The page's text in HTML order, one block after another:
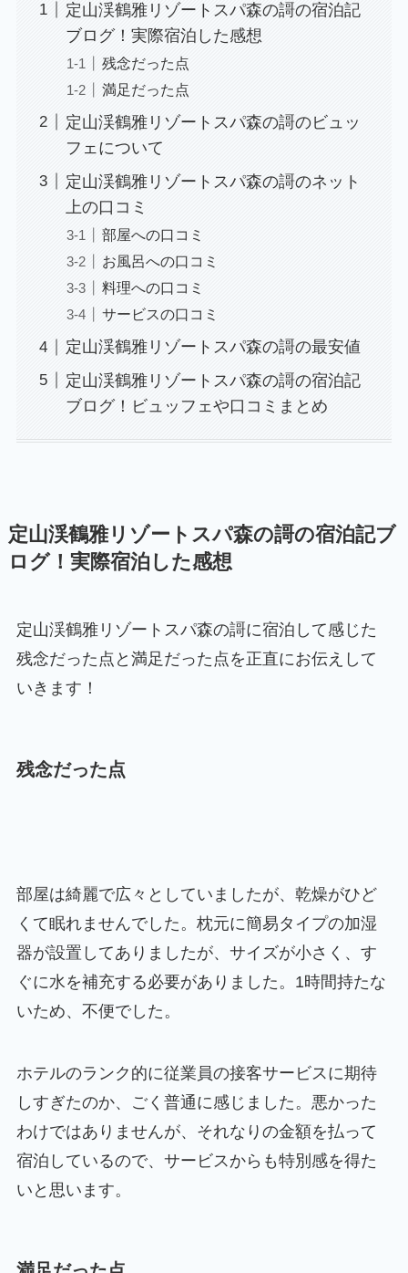
定山渓鶴雅リゾートスパ森の謌の宿泊記
ブログ！実際宿泊した感想
残念だった点
満足だった点
定山渓鶴雅リゾートスパ森の謌のビュッ
フェについて
定山渓鶴雅リゾートスパ森の謌のネット
上の口コミ
部屋への口コミ
お風呂への口コミ
料理への口コミ
サービスの口コミ
定山渓鶴雅リゾートスパ森の謌の最安値
定山渓鶴雅リゾートスパ森の謌の宿泊記
ブログ！ビュッフェや口コミまとめ
定山渓鶴雅リゾートスパ森の謌の宿泊記ブ
ログ！実際宿泊した感想
定山渓鶴雅リゾートスパ森の謌に宿泊して感じた
残念だった点と満足だった点を正直にお伝えして
いきます！
残念だった点
部屋は綺麗で広々としていましたが、乾燥がひど
くて眠れませんでした。枕元に簡易タイプの加湿
器が設置してありましたが、サイズが小さく、す
ぐに水を補充する必要がありました。1時間持たな
いため、不便でした。
ホテルのランク的に従業員の接客サービスに期待
しすぎたのか、ごく普通に感じました。悪かった
わけではありませんが、それなりの金額を払って
宿泊しているので、サービスからも特別感を得た
いと思います。